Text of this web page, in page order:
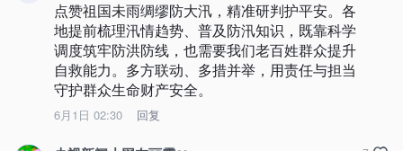
点赞祖国未雨绸缪防大汛，精准研判护平安。各
地提前梳理汛情趋势、普及防汛知识，既靠科学
调度筑牢防洪防线，也需要我们老百姓群众提升
自救能力。多方联动、多措并举，用责任与担当
守护群众生命财产安全。
6月1日 02:30 回复